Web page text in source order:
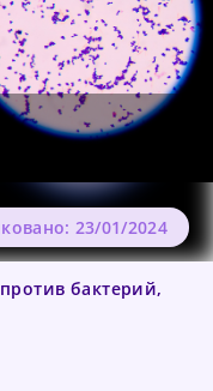
бактерий,
23/01/2024